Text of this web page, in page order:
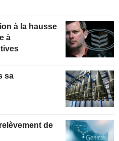
à
sa
de